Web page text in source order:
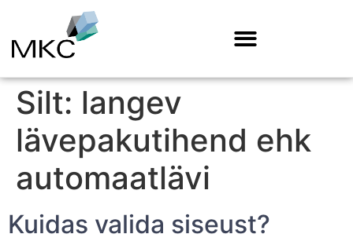
Silt: langev
lävepakutihend ehk
automaatlävi
Kuidas valida siseust?